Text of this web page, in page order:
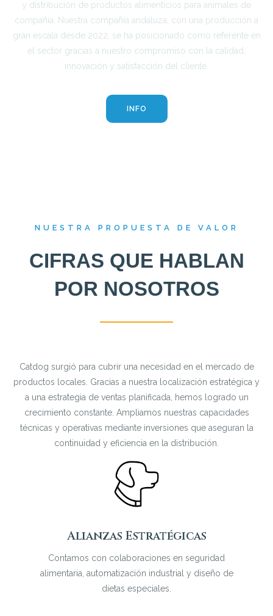
y distribución de productos alimenticios para animales de
compañía. Nuestra compañía andaluza, con una producción a
gran escala desde 2022, se ha posicionado como referente en
el sector gracias a nuestro compromiso con la calidad,
innovación y satisfacción del cliente.
INFO
NUESTRA PROPUESTA DE VALOR
CIFRAS QUE HABLAN
POR NOSOTROS
Catdog surgió para cubrir una necesidad en el mercado de
productos locales. Gracias a nuestra localización estratégica y
a una estrategia de ventas planificada, hemos logrado un
crecimiento constante. Ampliamos nuestras capacidades
técnicas y operativas mediante inversiones que aseguran la
continuidad y eficiencia en la distribución.
Alianzas Estratégicas
Contamos con colaboraciones en seguridad
alimentaria, automatización industrial y diseño de
dietas especiales.